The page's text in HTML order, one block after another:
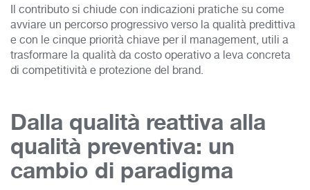
Il contributo si chiude con indicazioni pratiche su come
avviare un percorso progressivo verso la qualità predittiva
e con le cinque priorità chiave per il management, utili a
trasformare la qualità da costo operativo a leva concreta
di competitività e protezione del brand.
Dalla qualità reattiva alla
qualità preventiva: un
cambio di paradigma